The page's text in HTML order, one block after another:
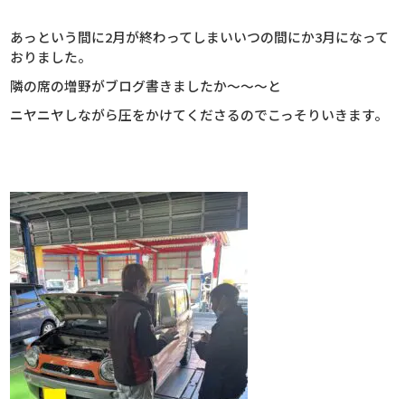
あっという間に2月が終わってしまいいつの間にか3月になって
おりました。
隣の席の増野がブログ書きましたか～～～と
ニヤニヤしながら圧をかけてくださるのでこっそりいきます。